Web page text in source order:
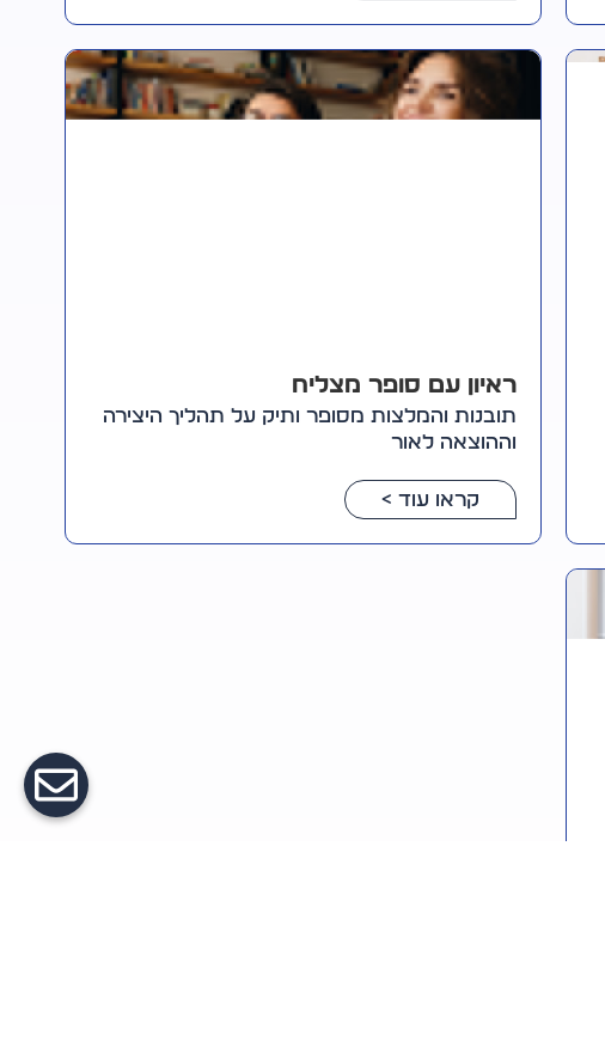
ראיון עם סופר מצליח
תובנות והמלצות מסופר ותיק על תהליך היצירה
וההוצאה לאור
קראו עוד >